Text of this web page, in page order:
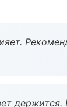
держится.